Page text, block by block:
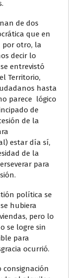
de dos
que en
por otro, la
decir lo
entrevistó
Territorio,
hasta
parece lógico
de
de la
estar día sí,
de la
para
política se
hubiera
pero lo
se logre sin
para
ocurrió.
consignación